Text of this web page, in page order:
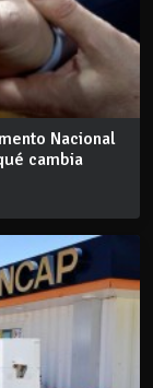
Nacional
cambia